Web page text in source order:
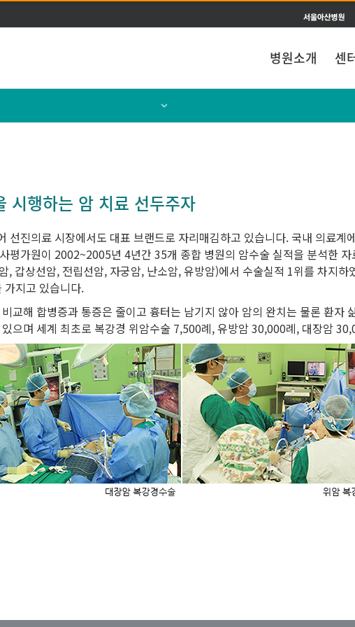
주메뉴 바로가기
본문 바로가기
병원소개 센
수술
방사선치료
시행하는 암 치료 선두주자
진의료 시장에서도 대표 브랜드로 자리매김하고 있습니다. 국내 의료계
평가원이 2002~2005년 4년간 35개 종합 병원의 암수술 실적을 분석한
, 갑상선암, 전립선암, 자궁암, 난소암, 유방암)에서 수술실적 1위를 차지
지고 있습니다.
교해 합병증과 통증은 줄이고 흉터는 남기지 않아 암의 완치는 물론 환자
으며 세계 최초로 복강경 위암수술 7,500례, 유방암 30,000례, 대장암